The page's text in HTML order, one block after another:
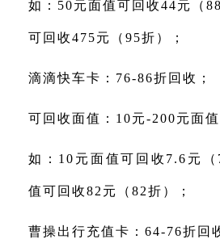
如：50元面值可回收44元（
可回收475元（95折）；
滴滴快车卡：76-86折回收；
可回收面值：10元-200元面值
如：10元面值可回收7.6元
值可回收82元（82折）；
曹操出行充值卡：64-76折回